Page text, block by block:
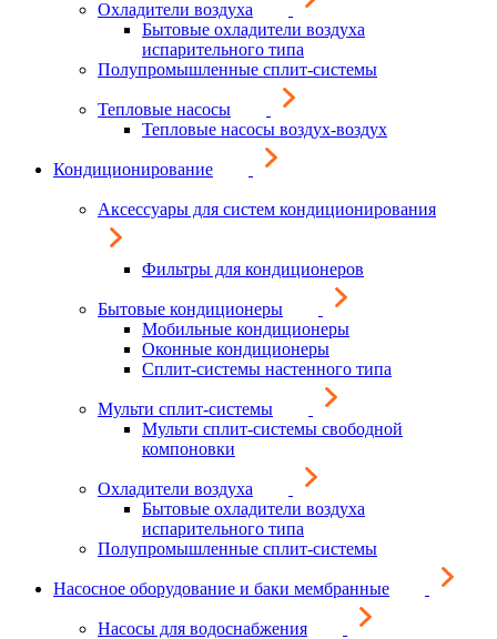
Охладители воздуха
Бытовые охладители воздуха
испарительного типа
Полупромышленные сплит-системы
Тепловые насосы
Тепловые насосы воздух-воздух
Кондиционирование
Аксессуары для систем кондиционирования
Фильтры для кондиционеров
Бытовые кондиционеры
Мобильные кондиционеры
Оконные кондиционеры
Сплит-системы настенного типа
Мульти сплит-системы
Мульти сплит-системы свободной
компоновки
Охладители воздуха
Бытовые охладители воздуха
испарительного типа
Полупромышленные сплит-системы
Насосное оборудование и баки мембранные
Насосы для водоснабжения